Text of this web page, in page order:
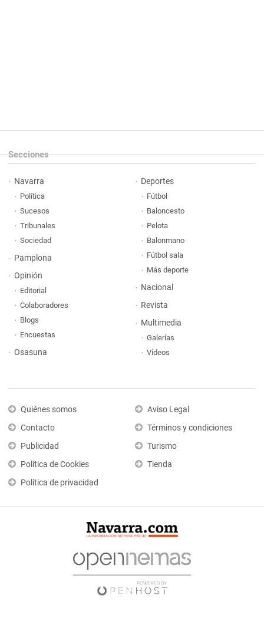
Secciones
Navarra
Política
Sucesos
Tribunales
Sociedad
Pamplona
Opinión
Editorial
Colaboradores
Blogs
Encuestas
Osasuna
Deportes
Fútbol
Baloncesto
Pelota
Balonmano
Fútbol sala
Más deporte
Nacional
Revista
Multimedia
Galerías
Vídeos
Quiénes somos
Contacto
Publicidad
Política de Cookies
Política de privacidad
Aviso Legal
Términos y condiciones
Turismo
Tienda